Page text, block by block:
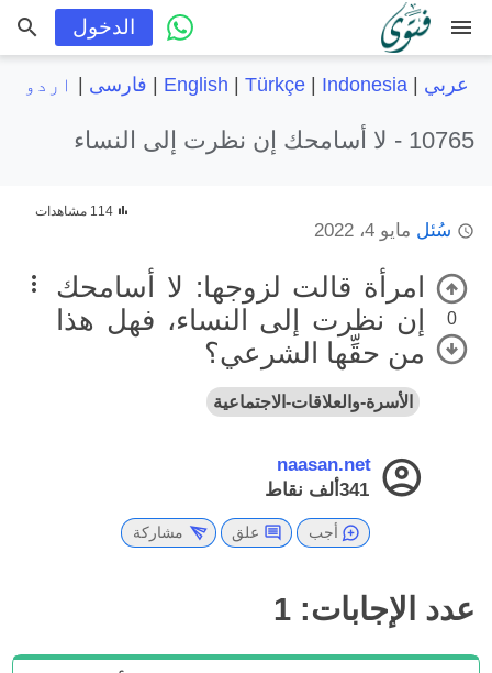
menu الدخول
عربي |
English Türkçe| Indonesia فارسی اردو
10765 - لا أسامحك إن نظرت إلى النساء
سُئل مايو 4، 2022
114 مشاهدات
0
امرأة قالت لزوجها: لا أسامحك
إن نظرت إلى النساء، فهل هذا
من حقِّها الشرعي؟
الأسرة-والعلاقات-الاجتماعية
naasan.net
341ألف
نقاط
أجب علق مشاركة
عدد الإجابات: 1